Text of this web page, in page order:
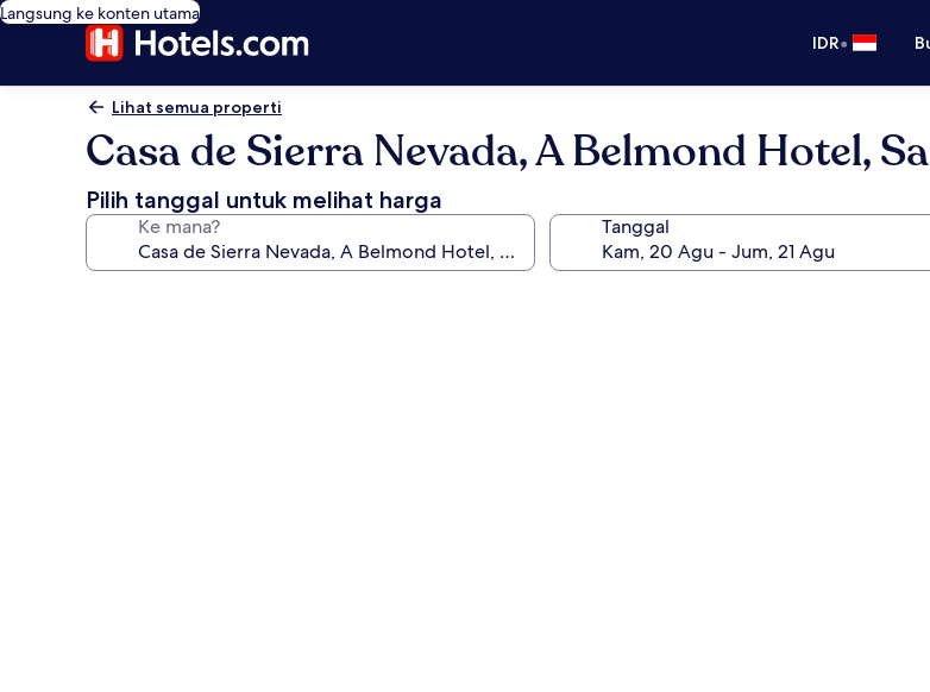
Langsung ke konten utama
IDR•
Lihat semua properti
Casa de Sierra Nevada, A Belmond Hotel,
Pilih tanggal untuk melihat harga
Ke mana? Tanggal